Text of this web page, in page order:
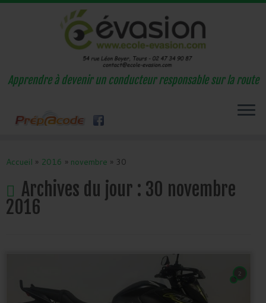
au
Apprendre à devenir un conducteur responsable sur la route
Accueil » 2016 » novembre » 30
Archives du jour : 30 novembre
2016
2